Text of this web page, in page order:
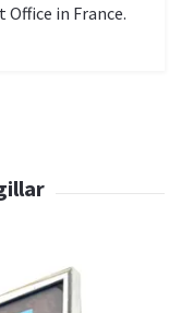
in France.